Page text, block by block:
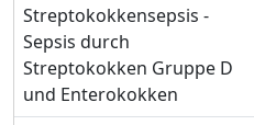
Streptokokkensepsis -
Sepsis durch
Streptokokken Gruppe D
und Enterokokken